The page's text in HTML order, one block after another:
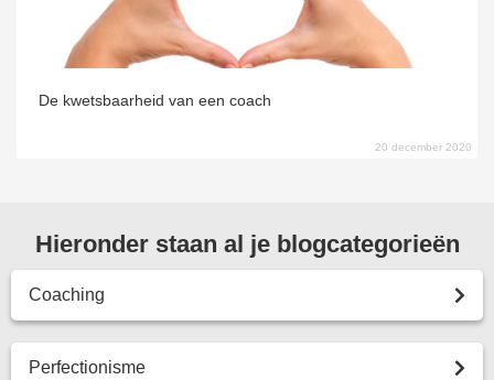
De kwetsbaarheid van een coach
20 december 2020
Hieronder staan al je blogcategorieën
Coaching
Perfectionisme